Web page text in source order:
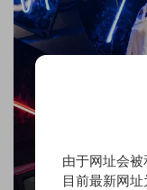
由于网址会被
目前最新网址